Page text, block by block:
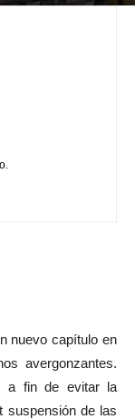
0
nuevo capítulo en
avergonzantes.
a fin de evitar la
suspensión de las